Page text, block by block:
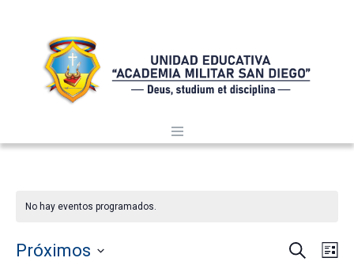
No hay eventos programados.
BUSCAR
Próximos